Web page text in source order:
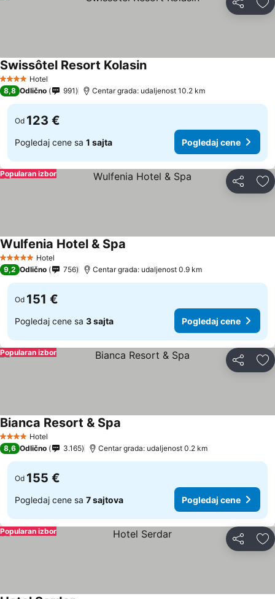
Deli
4 ZvezdiceHotel
Swissôtel Resort Kolasin
8,8 Odlično 991 Centar grada: udaljenost 10.2 km
Od 123 €
Pogledaj cene sa 1 sajta Pogledaj cene
Deli
Popularan izbor
5 ZvezdiceHotel
Wulfenia Hotel & Spa
9,2 Odlično 756 Centar grada: udaljenost 0.9 km
Od 151 €
Pogledaj cene sa 3 sajta Pogledaj cene
Deli
Popularan izbor
4 ZvezdiceHotel
Bianca Resort & Spa
8,6 Odlično 3.165 Centar grada: udaljenost 0.2 km
Od 155 €
Pogledaj cene sa 7 sajtova Pogledaj cene
Deli
Popularan izbor